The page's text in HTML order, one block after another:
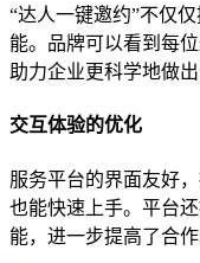
“达人一键邀约”不仅
能。品牌可以看到每
助力企业更科学地做出
交互体验的优化
服务平台的界面友好
也能快速上手。平台
能，进一步提高了合作